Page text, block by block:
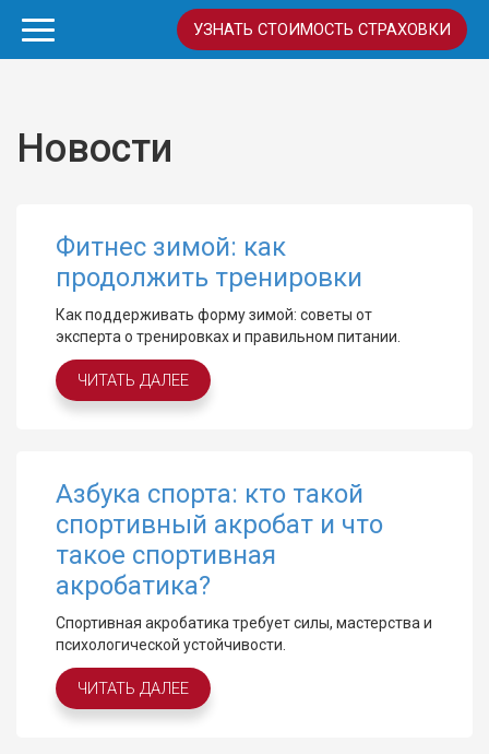
УЗНАТЬ СТОИМОСТЬ СТРАХОВКИ
Новости
Фитнес зимой: как
продолжить тренировки
Как поддерживать форму зимой: советы от
эксперта о тренировках и правильном питании.
ЧИТАТЬ ДАЛЕЕ
Азбука спорта: кто такой
спортивный акробат и что
такое спортивная
акробатика?
Спортивная акробатика требует силы, мастерства и
психологической устойчивости.
ЧИТАТЬ ДАЛЕЕ